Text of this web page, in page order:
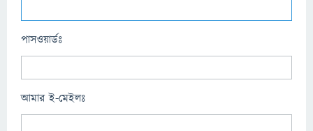
পাসওয়ার্ডঃ
আমার ই-মেইলঃ